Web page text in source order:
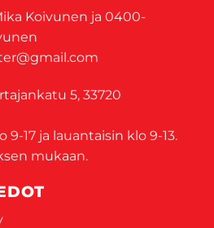
Koivunen ja 0400-
5, 33720
9-17 ja lauantaisin klo 9-13.
mukaan.